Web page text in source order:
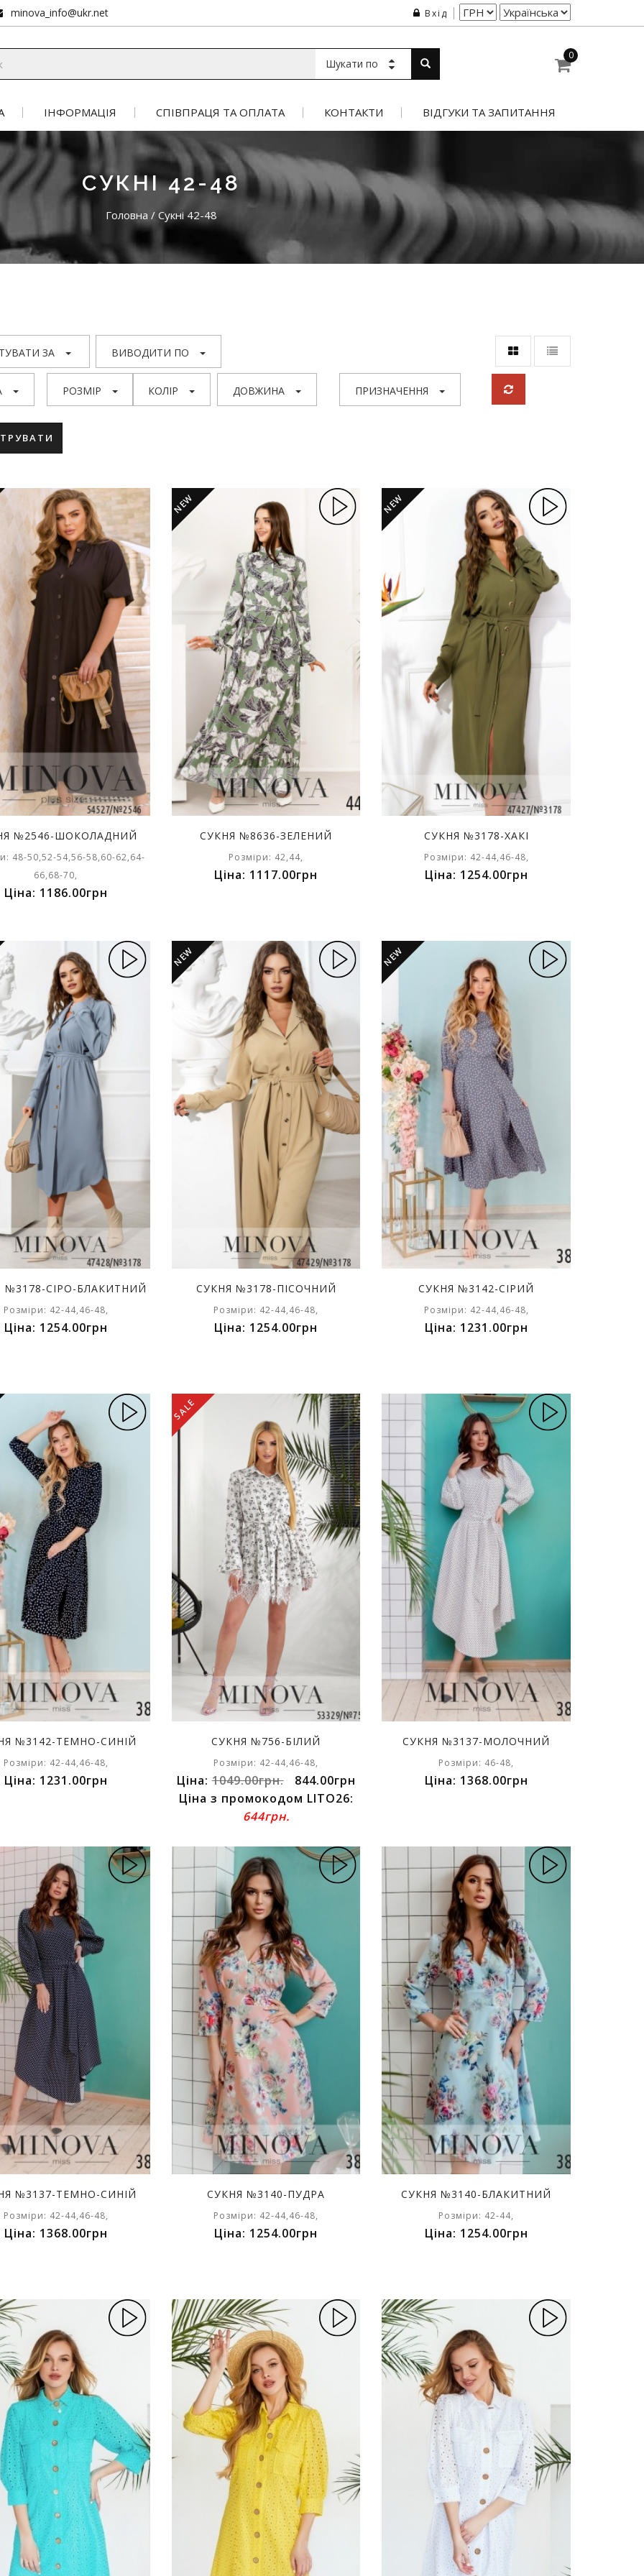
minova_info@ukr.net Вхід
Шукати по
0
ІНФОРМАЦІЯ СПІВПРАЦЯ ТА ОПЛАТА КОНТАКТИ ВІДГУКИ ТА ЗАПИТАННЯ
СУКНІ 42-48
Головна / Сукні 42-48
ЗА ВИВОДИТИ ПО
РОЗМІР КОЛІР ДОВЖИНА ПРИЗНАЧЕННЯ
№2546-ШОКОЛАДНИЙ
48-50,52-54,56-58,60-62,64-
66,68-70,
Ціна: 1186.00грн
NEW
СУКНЯ №8636-ЗЕЛЕНИЙ
Розміри: 42,44,
Ціна: 1117.00грн
NEW
СУКНЯ №3178-ХАКІ
Розміри: 42-44,46-48,
Ціна: 1254.00грн
№3178-СІРО-БЛАКИТНИЙ
Розміри: 42-44,46-48,
Ціна: 1254.00грн
NEW
СУКНЯ №3178-ПІСОЧНИЙ
Розміри: 42-44,46-48,
Ціна: 1254.00грн
NEW
СУКНЯ №3142-СІРИЙ
Розміри: 42-44,46-48,
Ціна: 1231.00грн
№3142-ТЕМНО-СИНІЙ
Розміри: 42-44,46-48,
Ціна: 1231.00грн
SALE
СУКНЯ №756-БІЛИЙ
Розміри: 42-44,46-48,
Ціна:1049.00грн.
844.00грн
Ціна з промокодом LITO26:
644грн.
СУКНЯ №3137-МОЛОЧНИЙ
Розміри: 46-48,
Ціна: 1368.00грн
№3137-ТЕМНО-СИНІЙ
Розміри: 42-44,46-48,
Ціна: 1368.00грн
СУКНЯ №3140-ПУДРА
Розміри: 42-44,46-48,
Ціна: 1254.00грн
СУКНЯ №3140-БЛАКИТНИЙ
Розміри: 42-44,
Ціна: 1254.00грн